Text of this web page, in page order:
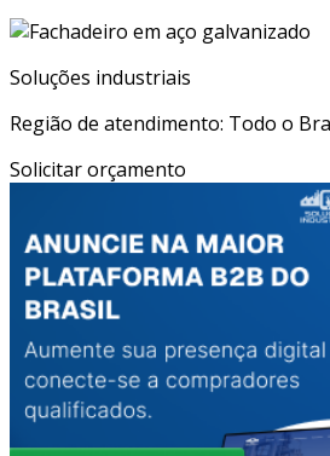
Soluções industriais
Região de atendimento: Todo o
Solicitar orçamento